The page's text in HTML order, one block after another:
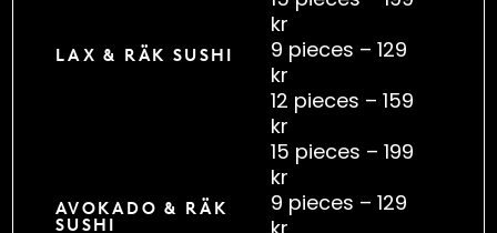
kr
LAX & RÄK SUSHI
9 pieces – 129
kr
12 pieces – 159
kr
15 pieces – 199
kr
AVOKADO & RÄK
SUSHI
9 pieces – 129